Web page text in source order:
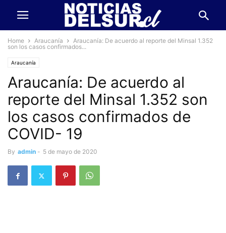
Home Araucanía
Araucanía: De acuerdo al reporte del Minsal 1.352
son los casos confirmados...
Araucanía
Araucanía: De acuerdo al
reporte del Minsal 1.352 son
los casos confirmados de
COVID- 19
By admin - 5 de mayo de 2020